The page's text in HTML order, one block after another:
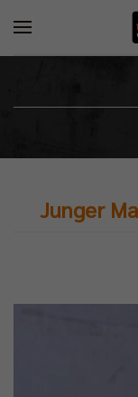
Junger